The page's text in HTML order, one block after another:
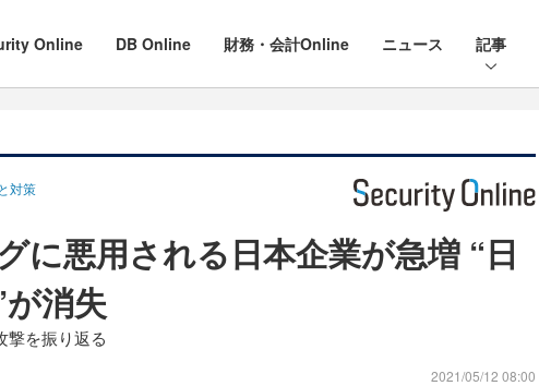
Online DB Online 財務・会計Online ニュース 記事
対策
に悪用される日本企業が急増 “日
消失
撃を振り返る
2021/05/12 08:00